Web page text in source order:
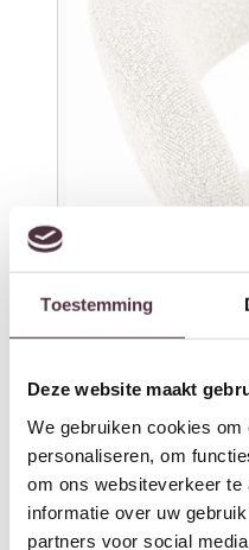
We gebruiken cookies
personaliseren, om
om ons websiteverkeer
informatie over uw
partners voor social